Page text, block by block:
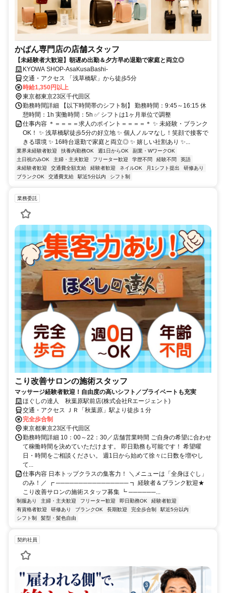
かばん専門店の店舗スタッフ
【未経験者大歓迎】朝遅め出勤＆夕方早め退勤で家庭と両立◎
KYOWA SHOP-AsaKusaBashi-
交通・アクセス 「浅草橋駅」から徒歩5分
時給1,350円以上
東京都東京23区千代田区
勤務時間詳細 【以下時間帯のシフト制】 勤務時間：9:45～16:15 休
憩時間：1h 実働時間：5h ✅ シフトは1ヶ月単位で調整
仕事内容 ＊＝＝＝＝求人のポイント＝＝＝＝＊ ✨ 未経験・ブランク
OK！ ✨ 浅草橋駅徒歩5分の好立地 ✨ 個人ノルマなし！笑顔で接客で
きる環境 ✨ 16時台退勤で家庭と両立◎ ✨ 嬉しい社割あり ✨...
業界未経験者歓迎 扶養内勤務OK 週1日からOK
副業・WワークOK
土日祝のみOK
主婦・主夫歓迎 フリーター歓迎 学歴不問 経験不問
英語
未経験者歓迎
交通費全額支給 経験者歓迎 ネイルOK 月1シフト提出
研修あり
ブランクOK
交通費支給 駅近5分以内 シフト制
業務委託
こり改善サロンの施術スタッフ
マッサージ経験者歓迎！自由度の高いシフト／プライベートも充実
ほぐしの達人 秋葉原駅前店(株式会社Rエージェント)
交通・アクセス ＪＲ「秋葉原」駅より徒歩１分
完全歩合制
東京都東京23区千代田区
勤務時間詳細 10：00～22：30／店舗営業時間 ご自身の希望に合わせ
て稼働時間を決めていただけます。 即日勤務も可能です！ 希望曜
日・時間をご相談ください。 週1日から始めて徐々に日数を増やし
て...
仕事内容 日本トップクラスの集客力！ ＼メニューは「全身ほぐし」
のみ！／ ┏ ──────────────── ┓ 経験者＆ブランク歓迎★
こり改善サロンの施術スタッフ募集 ┗ ──────...
制服あり 主婦・主夫歓迎 フリーター歓迎 即日勤務OK
経験者歓迎
有資格者歓迎
研修あり ブランクOK 長期歓迎 完全歩合制
駅近5分以内
シフト制
髪型・髪色自由
契約社員